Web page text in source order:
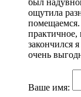
ощутила
практичное,
закончился
очень
Ваше имя: